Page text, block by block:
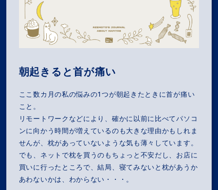
朝起きると首が痛い
ここ数カ月の私の悩みの1つが朝起きたときに首が痛い
こと。
リモートワークなどにより、確かに以前に比べてパソコ
ンに向かう時間が増えているのも大きな理由かもしれま
せんが、枕があっていないような気も薄々しています。
でも、ネットで枕を買うのもちょっと不安だし、お店に
買いに行ったところで、結局、寝てみないと枕があうか
あわないかは、わからない・・・。